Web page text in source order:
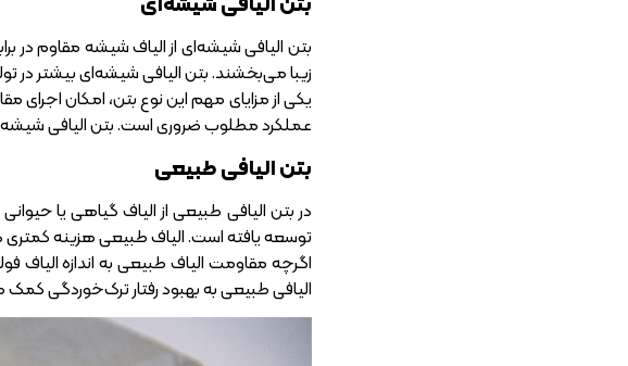
زیبا می‌بخشند. بتن الیافی شیشه‌ای بیشتر در
یکی از مزایای مهم این نوع بتن، امکان اجرای
عملکرد مطلوب ضروری است. بتن الیافی شیشه‌ای
بتن الیافی طبیعی
در بتن الیافی طبیعی از الیاف گیاهی یا
توسعه یافته است. الیاف طبیعی هزینه
اگرچه مقاومت الیاف طبیعی به اندازه
الیافی طبیعی به بهبود رفتار ترک‌خوردگی